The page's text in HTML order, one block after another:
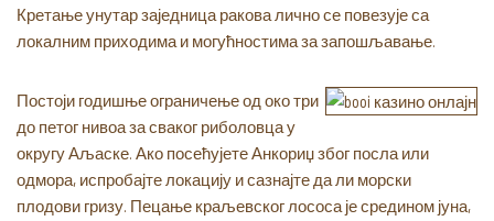
Кретање унутар заједница ракова лично се повезује са
локалним приходима и могућностима за запошљавање.
Постоји годишње ограничење од око три
до петог нивоа за сваког риболовца у
округу Аљаске. Ако посећујете Анкориџ због посла или
одмора, испробајте локацију и сазнајте да ли морски
плодови гризу. Пецање краљевског лососа је средином јуна,